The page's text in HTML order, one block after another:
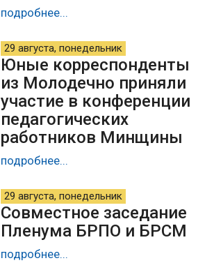
подробнее...
29 августа, понедельник
Юные корреспонденты
из Молодечно приняли
участие в конференции
педагогических
работников Минщины
подробнее...
29 августа, понедельник
Совместное заседание
Пленума БРПО и БРСМ
подробнее...